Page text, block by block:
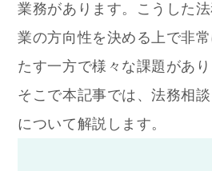
業務があります。こうした
業の方向性を決める上で非
たす一方で様々な課題があり
そこで本記事では、法務相
について解説します。